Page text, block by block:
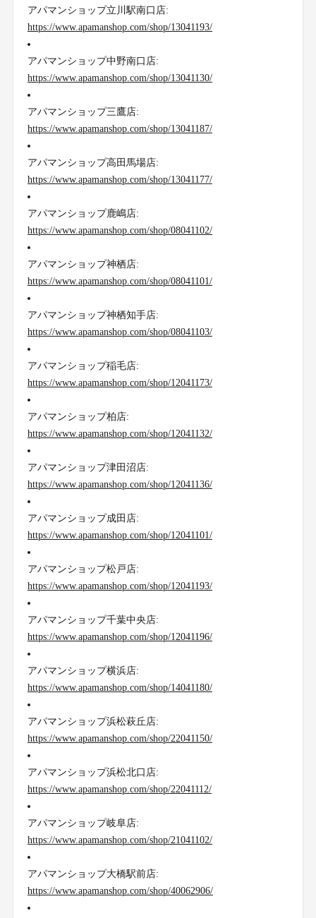
アパマンショップ立川駅南口店:
https://www.apamanshop.com/shop/13041193/
アパマンショップ中野南口店:
https://www.apamanshop.com/shop/13041130/
アパマンショップ三鷹店:
https://www.apamanshop.com/shop/13041187/
アパマンショップ高田馬場店:
https://www.apamanshop.com/shop/13041177/
アパマンショップ鹿嶋店:
https://www.apamanshop.com/shop/08041102/
アパマンショップ神栖店:
https://www.apamanshop.com/shop/08041101/
アパマンショップ神栖知手店:
https://www.apamanshop.com/shop/08041103/
アパマンショップ稲毛店:
https://www.apamanshop.com/shop/12041173/
アパマンショップ柏店:
https://www.apamanshop.com/shop/12041132/
アパマンショップ津田沼店:
https://www.apamanshop.com/shop/12041136/
アパマンショップ成田店:
https://www.apamanshop.com/shop/12041101/
アパマンショップ松戸店:
https://www.apamanshop.com/shop/12041193/
アパマンショップ千葉中央店:
https://www.apamanshop.com/shop/12041196/
アパマンショップ横浜店:
https://www.apamanshop.com/shop/14041180/
アパマンショップ浜松萩丘店:
https://www.apamanshop.com/shop/22041150/
アパマンショップ浜松北口店:
https://www.apamanshop.com/shop/22041112/
アパマンショップ岐阜店:
https://www.apamanshop.com/shop/21041102/
アパマンショップ大橋駅前店:
https://www.apamanshop.com/shop/40062906/